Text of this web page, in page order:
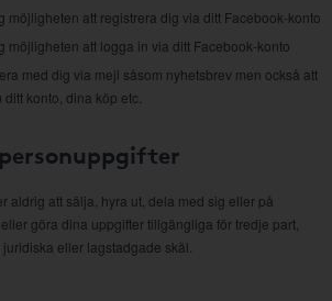
möjligheten att registrera dig via ditt Facebook-konto
möjligheten att logga in via ditt Facebook-konto
med dig via mejl såsom nyhetsbrev men också att
konto, dina köp etc.
aldrig att sälja, hyra ut, dela med sig eller på
göra dina uppgifter tillgängliga för tredje part,
eller lagstadgade skäl.